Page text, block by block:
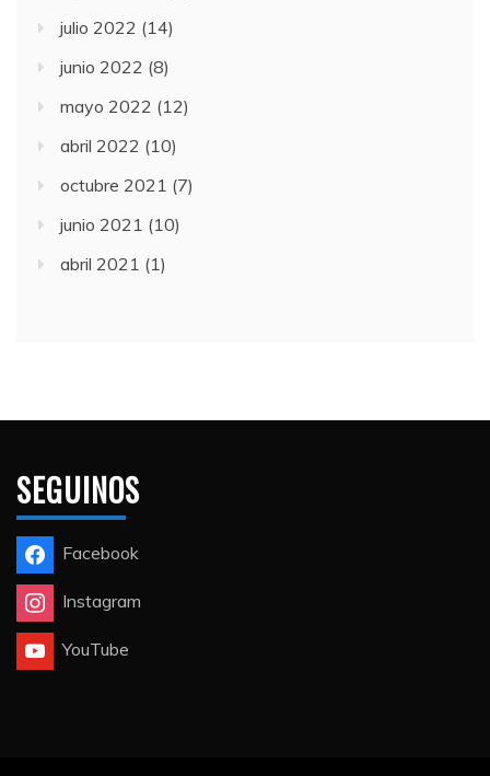
julio 2022 (14)
junio 2022 (8)
mayo 2022 (12)
abril 2022 (10)
octubre 2021 (7)
junio 2021 (10)
abril 2021 (1)
SEGUINOS
Facebook
Instagram
YouTube